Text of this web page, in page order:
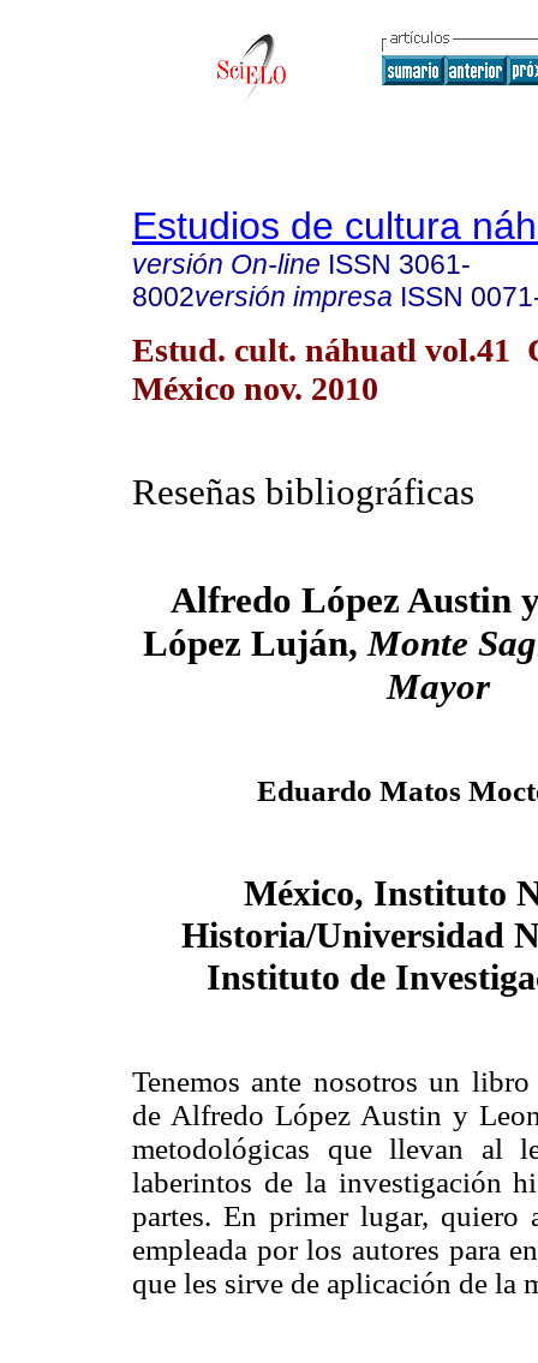
Estudios de cultura
versión On-line ISSN 3061-
8002versión impresa ISSN
Estud. cult. náhuatl vol.41
México nov. 2010
Reseñas bibliográficas
Alfredo López Austin
López Luján,Monte
Mayor
Eduardo Matos
México, Instituto
Historia/Universidad
Instituto de
Tenemos ante nosotros un
de Alfredo López Austin y
metodológicas que llevan al
laberintos de la investigación
partes. En primer lugar, quiero
empleada por los autores para
que les sirve de aplicación de la